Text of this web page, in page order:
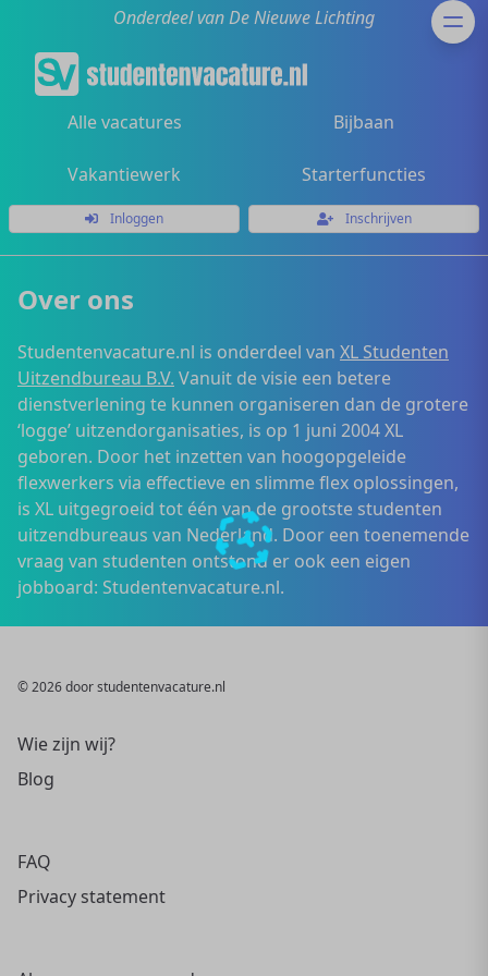
Onderdeel van De Nieuwe Lichting
Alle vacatures Bijbaan
Vakantiewerk Starterfuncties
Inloggen Inschrijven
Over ons
Studentenvacature.nl is onderdeel van XL Studenten
Uitzendbureau B.V. Vanuit de visie een betere
dienstverlening te kunnen organiseren dan de grotere
‘logge’ uitzendorganisaties, is op 1 juni 2004 XL
geboren. Door het inzetten van hoogopgeleide
flexwerkers via effectieve en slimme flex oplossingen,
is XL uitgegroeid tot één van de grootste studenten
uitzendbureaus van Nederland. Door een toenemende
vraag van studenten ontstond er ook een eigen
jobboard: Studentenvacature.nl.
© 2026 door studentenvacature.nl
Wie zijn wij?
Blog
FAQ
Privacy statement